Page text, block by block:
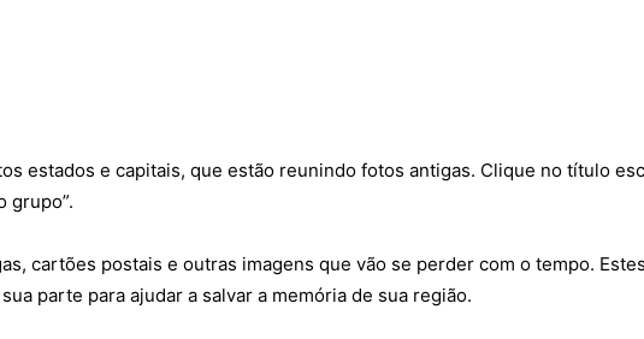
estados e capitais, que estão reunindo fotos antigas. Clique no título
grupo”.
cartões postais e outras imagens que vão se perder com o tempo.
parte para ajudar a salvar a memória de sua região.